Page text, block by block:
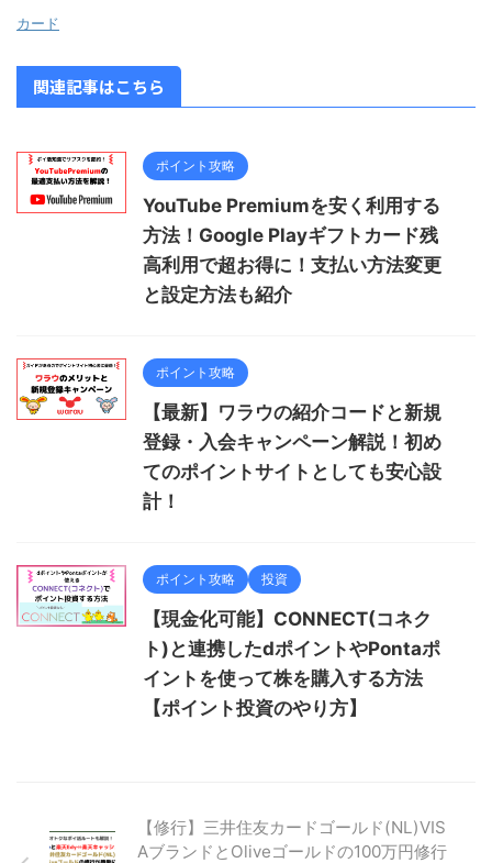
カード
関連記事はこちら
ポイント攻略
YouTube Premiumを安く利用する
方法！Google Playギフトカード残
高利用で超お得に！支払い方法変更
と設定方法も紹介
ポイント攻略
【最新】ワラウの紹介コードと新規
登録・入会キャンペーン解説！初め
てのポイントサイトとしても安心設
計！
ポイント攻略 投資
【現金化可能】CONNECT(コネク
ト)と連携したdポイントやPontaポ
イントを使って株を購入する方法
【ポイント投資のやり方】
【修行】三井住友カードゴールド(NL)VIS
AブランドとOliveゴールドの100万円修行